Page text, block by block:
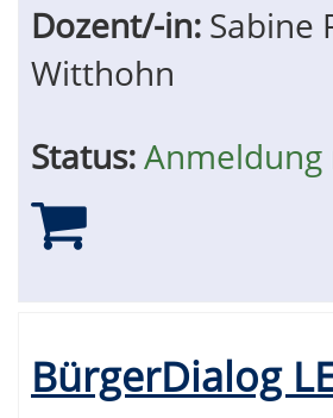
Dozent/-in: Sabine
Witthohn
Status:Anmeldung
BürgerDialog